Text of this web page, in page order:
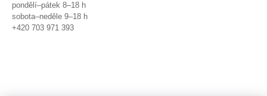
pondělí–pátek 8–18 h
sobota–neděle 9–18 h
+420 703 971 393